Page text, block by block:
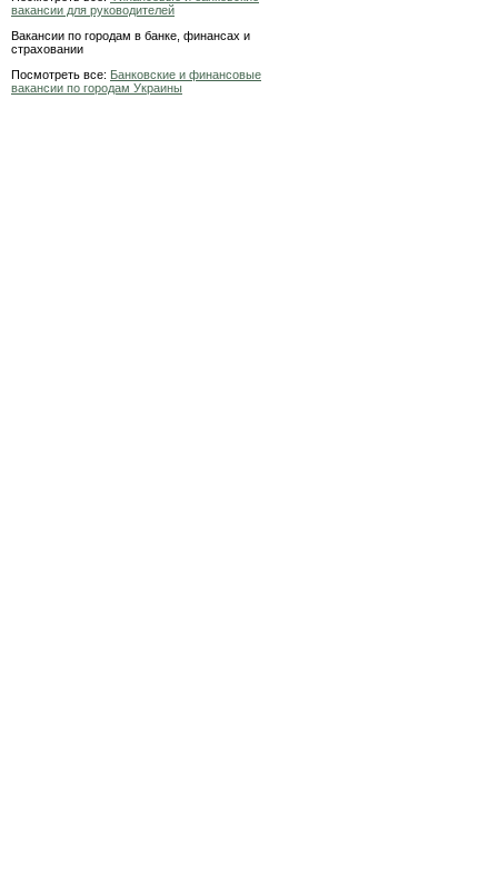
вакансии для руководителей
Вакансии по городам в банке, финансах и
страховании
Посмотреть все: Банковские и финансовые
вакансии по городам Украины